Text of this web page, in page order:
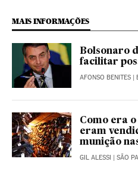
MAIS INFORMAÇÕES
Bolsonaro
facilitar
AFONSO BENITES |
Como era
eram
munição
GIL ALESSI | SÃO